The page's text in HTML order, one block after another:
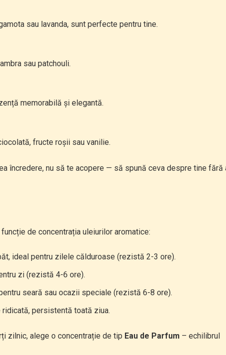
sau lavanda, sunt perfecte pentru tine.
sau patchouli.
memorabilă și elegantă.
fructe roșii sau vanilie.
încredere, nu să te acopere — să spună ceva despre tine fără
de concentrația uleiurilor aromatice:
ideal pentru zilele călduroase (rezistă 2-3 ore).
zi (rezistă 4-6 ore).
seară sau ocazii speciale (rezistă 6-8 ore).
ridicată, persistentă toată ziua.
zilnic, alege o concentrație de tip Eau de Parfum – echilibrul